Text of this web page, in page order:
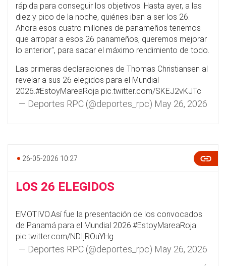
rápida para conseguir los objetivos. Hasta ayer, a las
diez y pico de la noche, quiénes iban a ser los 26.
Ahora esos cuatro millones de panameños tenemos
que arropar a esos 26 panameños, queremos mejorar
lo anterior", para sacar el máximo rendimiento de todo.
Las primeras declaraciones de Thomas Christiansen al
revelar a sus 26 elegidos para el Mundial
2026.#EstoyMareaRoja pic.twitter.com/SKEJ2vKJTc
— Deportes RPC (@deportes_rpc) May 26, 2026
26-05-2026 10:27
LOS 26 ELEGIDOS
EMOTIVO.Así fue la presentación de los convocados
de Panamá para el Mundial 2026.#EstoyMareaRoja
pic.twitter.com/NDIjROuYHg
— Deportes RPC (@deportes_rpc) May 26, 2026